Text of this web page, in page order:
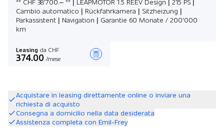
** CHF 38'700.– ** | LEAPMOTOR 1.5 REEV Design | 215 PS |
Cambio automatico | Rückfahrkamera | Sitzheizung |
Parkassistent | Navigation | Garantie 60 Monate / 200'000
km
Leasing da CHF
374.00 /mese
Acquistare in leasing direttamente online o inviare una
richiesta di acquisto
Consegna a domicilio nella data desiderata
Assistenza completa con Emil-Frey